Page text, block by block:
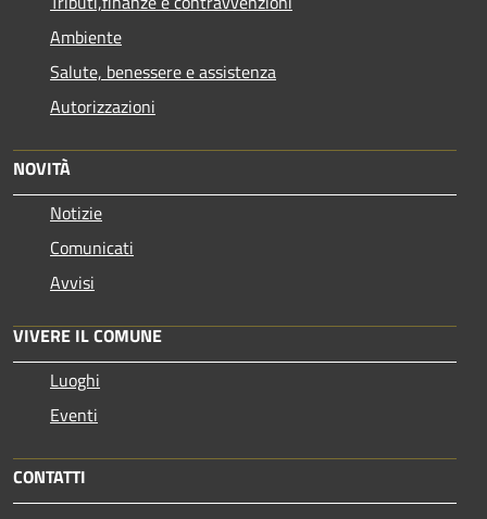
Ambiente
Salute, benessere e assistenza
Autorizzazioni
NOVITÀ
Notizie
Comunicati
Avvisi
VIVERE IL COMUNE
Luoghi
Eventi
CONTATTI